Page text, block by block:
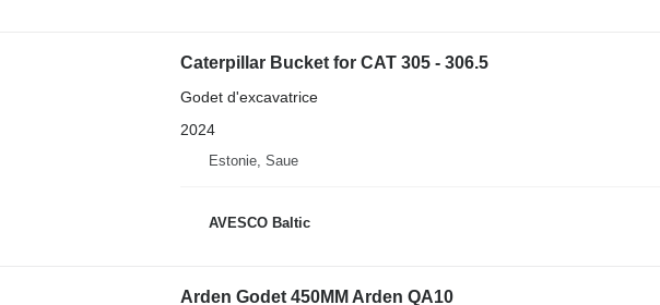
Caterpillar Bucket for CAT 305 - 306.5
Godet d'excavatrice
2024
Estonie, Saue
AVESCO Baltic
Arden Godet 450MM Arden QA10